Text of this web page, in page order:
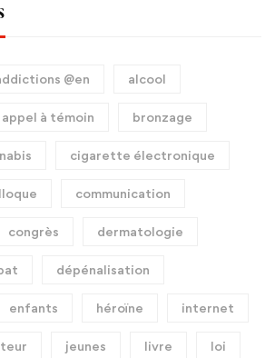
@en alcool
appel à témoin bronzage
cigarette électronique
communication
congrès dermatologie
dépénalisation
enfants héroïne internet
jeunes livre loi